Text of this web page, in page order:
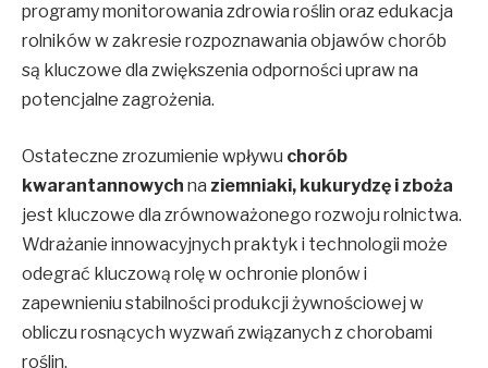
programy monitorowania zdrowia roślin oraz edukacja
rolników w zakresie rozpoznawania objawów chorób
są kluczowe dla zwiększenia odporności upraw na
potencjalne zagrożenia.
Ostateczne zrozumienie wpływu chorób
kwarantannowych na ziemniaki, kukurydzę i zboża
jest kluczowe dla zrównoważonego rozwoju rolnictwa.
Wdrażanie innowacyjnych praktyk i technologii może
odegrać kluczową rolę w ochronie plonów i
zapewnieniu stabilności produkcji żywnościowej w
obliczu rosnących wyzwań związanych z chorobami
roślin.